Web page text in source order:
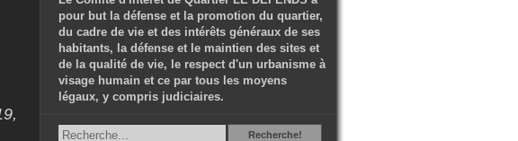
pour but la défense et la promotion du quartier,
du cadre de vie et des intérêts généraux de ses
habitants, la défense et le maintien des sites et
de la qualité de vie, le respect d'un urbanisme à
visage humain et ce par tous les moyens
légaux, y compris judiciaires.
RechercheRecherche!